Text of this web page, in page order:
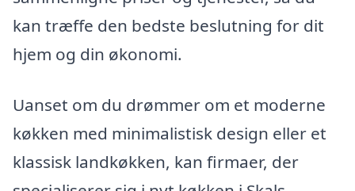
kan træffe den bedste beslutning for dit
hjem og din økonomi.
Uanset om du drømmer om et moderne
køkken med minimalistisk design eller et
klassisk landkøkken, kan firmaer, der